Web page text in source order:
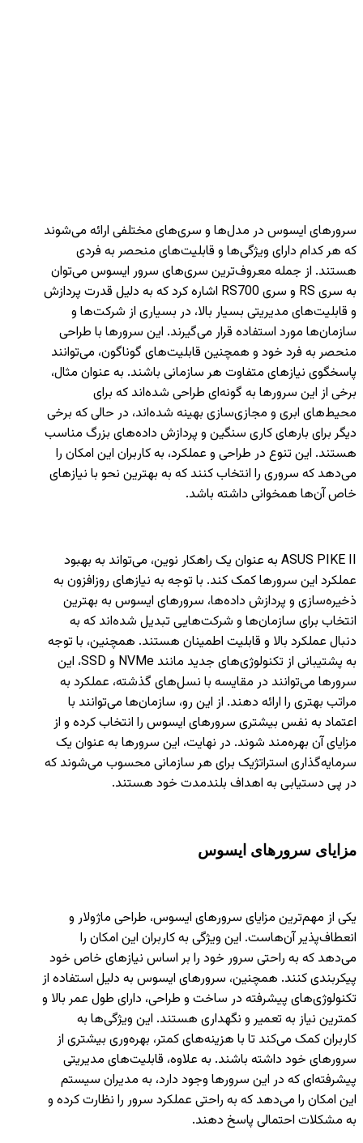
سرورهای ایسوس در مدل‌ها و سری‌های مختلفی ارائه می‌شوند
که هر کدام دارای ویژگی‌ها و قابلیت‌های منحصر به فردی
هستند. از جمله معروف‌ترین سری‌های سرور ایسوس می‌توان
به سری RS و سری RS700 اشاره کرد که به دلیل قدرت پردازش
و قابلیت‌های مدیریتی بسیار بالا، در بسیاری از شرکت‌ها و
سازمان‌ها مورد استفاده قرار می‌گیرند. این سرورها با طراحی
منحصر به فرد خود و همچنین قابلیت‌های گوناگون، می‌توانند
پاسخگوی نیازهای متفاوت هر سازمانی باشند. به عنوان مثال،
برخی از این سرورها به گونه‌ای طراحی شده‌اند که برای
محیط‌های ابری و مجازی‌سازی بهینه شده‌اند، در حالی که برخی
دیگر برای بارهای کاری سنگین و پردازش داده‌های بزرگ مناسب
هستند. این تنوع در طراحی و عملکرد، به کاربران این امکان را
می‌دهد که سروری را انتخاب کنند که به بهترین نحو با نیازهای
خاص آن‌ها همخوانی داشته باشد.
ASUS PIKE II به عنوان یک راهکار نوین، می‌تواند به بهبود
عملکرد این سرورها کمک کند. با توجه به نیازهای روزافزون به
ذخیره‌سازی و پردازش داده‌ها، سرورهای ایسوس به بهترین
انتخاب برای سازمان‌ها و شرکت‌هایی تبدیل شده‌اند که به
دنبال عملکرد بالا و قابلیت اطمینان هستند. همچنین، با توجه
به پشتیبانی از تکنولوژی‌های جدید مانند NVMe و SSD، این
سرورها می‌توانند در مقایسه با نسل‌های گذشته، عملکرد به
مراتب بهتری را ارائه دهند. از این رو، سازمان‌ها می‌توانند با
اعتماد به نفس بیشتری سرورهای ایسوس را انتخاب کرده و از
مزایای آن بهره‌مند شوند. در نهایت، این سرورها به عنوان یک
سرمایه‌گذاری استراتژیک برای هر سازمانی محسوب می‌شوند که
در پی دستیابی به اهداف بلندمدت خود هستند.
مزایای سرورهای ایسوس
یکی از مهم‌ترین مزایای سرورهای ایسوس، طراحی ماژولار و
انعطاف‌پذیر آن‌هاست. این ویژگی به کاربران این امکان را
می‌دهد که به راحتی سرور خود را بر اساس نیازهای خاص خود
پیکربندی کنند. همچنین، سرورهای ایسوس به دلیل استفاده از
تکنولوژی‌های پیشرفته در ساخت و طراحی، دارای طول عمر بالا و
کمترین نیاز به تعمیر و نگهداری هستند. این ویژگی‌ها به
کاربران کمک می‌کند تا با هزینه‌های کمتر، بهره‌وری بیشتری از
سرورهای خود داشته باشند. به علاوه، قابلیت‌های مدیریتی
پیشرفته‌ای که در این سرورها وجود دارد، به مدیران سیستم
این امکان را می‌دهد که به راحتی عملکرد سرور را نظارت کرده و
به مشکلات احتمالی پاسخ دهند.